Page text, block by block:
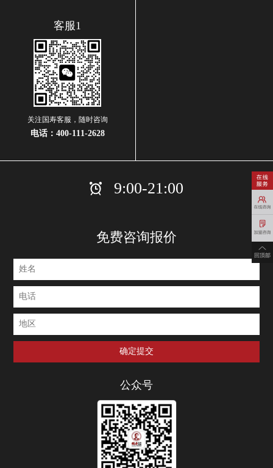
客服1
关注国寿客服，随时咨询
电话： 400-111-2628
9:00-21:00
免费咨询报价
公众号